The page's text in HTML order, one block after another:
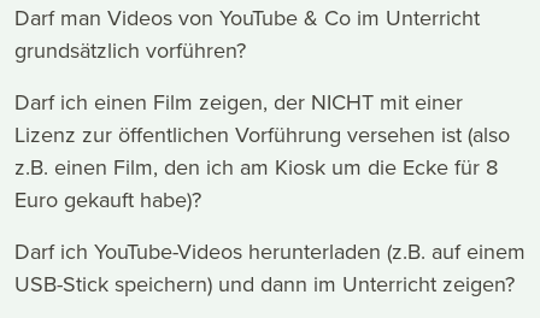
Darf man Videos von YouTube & Co im Unterricht
grundsätzlich vorführen?
Darf ich einen Film zeigen, der NICHT mit einer
Lizenz zur öffentlichen Vorführung versehen ist (also
z.B. einen Film, den ich am Kiosk um die Ecke für 8
Euro gekauft habe)?
Darf ich YouTube-Videos herunterladen (z.B. auf einem
USB-Stick speichern) und dann im Unterricht zeigen?